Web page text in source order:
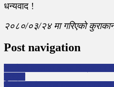
धन्यवाद !
२०८०/०३/२४ मा गरिएकाे
Post navigation